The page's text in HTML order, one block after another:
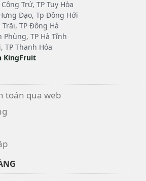
Trứ, TP Tuy Hòa
Đạo, Tp Đồng Hới
TP Đông Hà
Phùng, TP Hà Tĩnh
TP Thanh Hóa
KingFruit
toán qua web